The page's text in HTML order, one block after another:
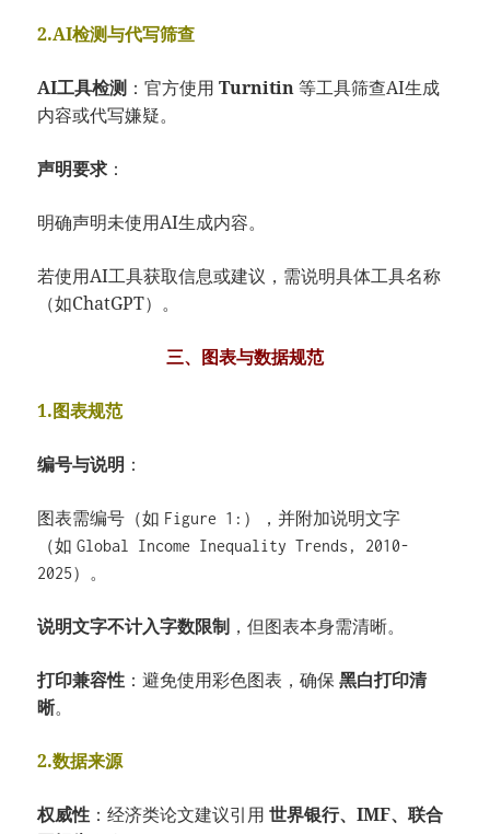
2.AI检测与代写筛查
AI工具检测 ：官方使用Turnitin等工具筛查AI生成
内容或代写嫌疑。
声明要求 ：
明确声明未使用AI生成内容。
若使用AI工具获取信息或建议，需说明具体工具名称
（如ChatGPT）。
三、图表与数据规范
1.图表规范
编号与说明 ：
图表需编号（如 Figure 1: ），并附加说明文字
（如Global Income Inequality Trends, 2010-
2025）。
说明文字不计入字数限制 ，但图表本身需清晰。
打印兼容性 ：避免使用彩色图表，确保黑白打印清
晰。
2.数据来源
权威性 ：经济类论文建议引用世界银行、IMF、联合